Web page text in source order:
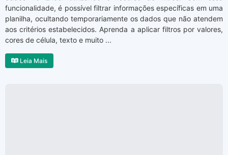
funcionalidade, é possível filtrar informações específicas em uma
planilha, ocultando temporariamente os dados que não atendem
aos critérios estabelecidos. Aprenda a aplicar filtros por valores,
cores de célula, texto e muito ...
Leia Mais